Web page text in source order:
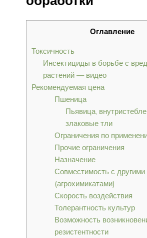
Оглавление
Токсичность
Инсектициды в борьбе с
растений — видео
Рекомендуемая цена
Пшеница
Пьявица,
злаковые тли
Ограничения по
Прочие ограничения
Назначение
Совместимость с
(агрохимикатами)
Скорость воздействия
Толерантность культур
Возможность
резистентности